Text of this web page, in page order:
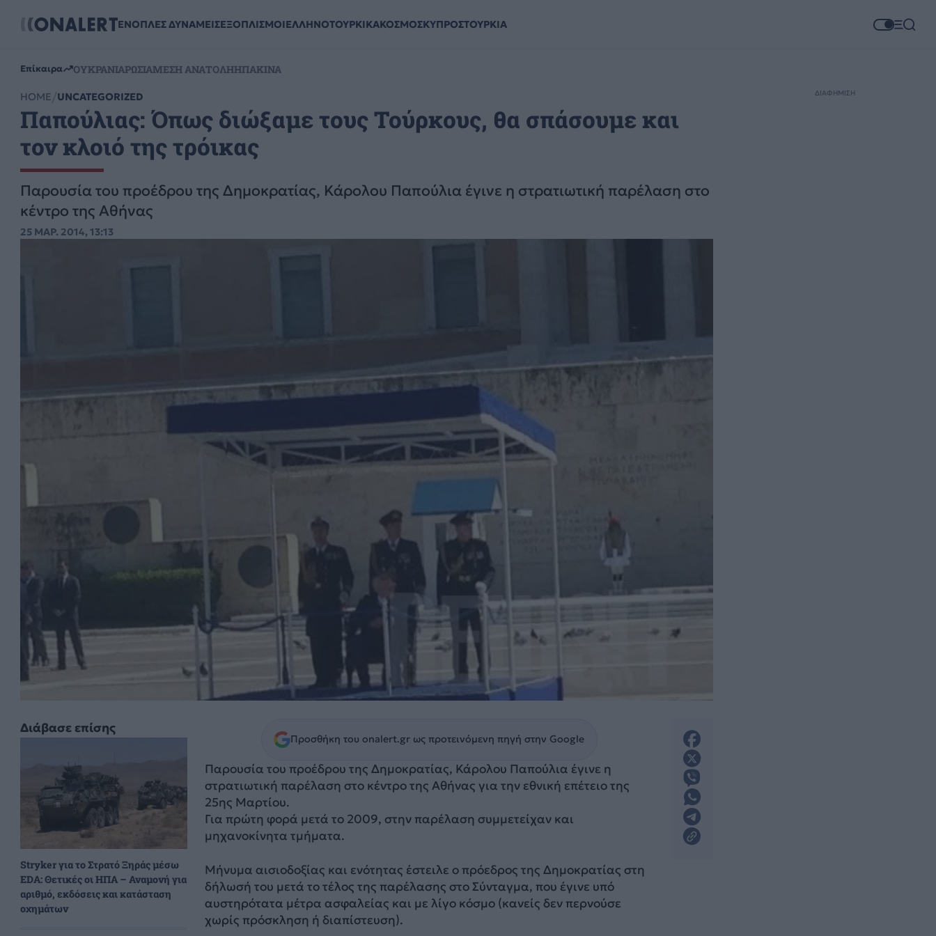
ΕΝΟΠΛΕΣ ΔΥΝΑΜΕΙΣΕΞΟΠΛΙΣΜΟΙΕΛΛΗΝΟΤΟΥΡΚΙΚΑΚΟΣΜΟΣΚΥΠΡΟΣΤΟΥΡΚΙΑ
Επίκαιρα ΟΥΚΡΑΝΙΑΡΩΣΙΑΜΕΣΗ ΑΝΑΤΟΛΗΗΠΑΚΙΝΑ
HOME UNCATEGORIZED
Παπούλιας: Όπως διώξαμε τους Τούρκους, θα σπάσουμε και
τον κλοιό της τρόικας
Παρουσία του προέδρου της Δημοκρατίας, Κάρολου Παπούλια έγινε η στρατιωτική παρέλαση στο
κέντρο της Αθήνας
25 ΜΑΡ. 2014, 13:13
Διάβασε επίσης
Stryker για το Στρατό Ξηράς μέσω
EDA: Θετικές οι ΗΠΑ – Αναμονή για
αριθμό, εκδόσεις και κατάσταση
οχημάτων
Προσθήκη του onalert.gr ως προτεινόμενη πηγή στην Google
Παρουσία του προέδρου της Δημοκρατίας, Κάρολου Παπούλια έγινε η
στρατιωτική παρέλαση στο κέντρο της Αθήνας για την εθνική επέτειο της
25ης Μαρτίου.
Για πρώτη φορά μετά το 2009, στην παρέλαση συμμετείχαν και
μηχανοκίνητα τμήματα.
Μήνυμα αισιοδοξίας και ενότητας έστειλε ο πρόεδρος της Δημοκρατίας στη
δήλωσή του μετά το τέλος της παρέλασης στο Σύνταγμα, που έγινε υπό
αυστηρότατα μέτρα ασφαλείας και με λίγο κόσμο (κανείς δεν περνούσε
χωρίς πρόσκληση ή διαπίστευση).
ΔΙΑΦΗΜΙΣΗ